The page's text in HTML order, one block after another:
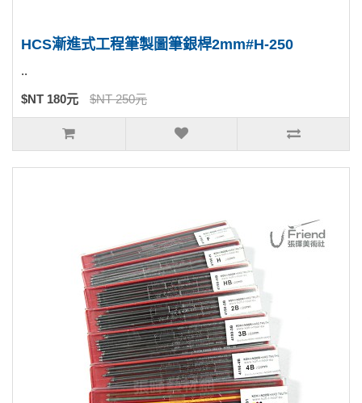
HCS漸進式工程筆製圖筆銀桿2mm#H-250
..
$NT 180元 $NT 250元